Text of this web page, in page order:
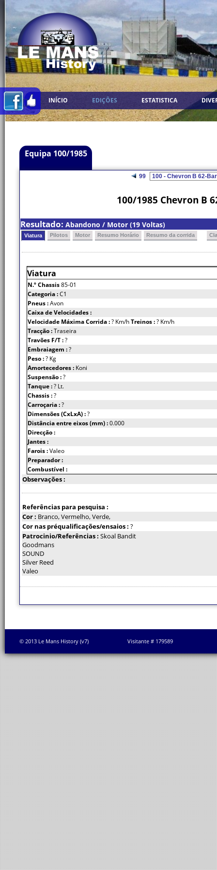
INÍCIO EDIÇÕES ESTATISTICA
Equipa 100/1985
99
100/1985 Chevron B
Resultado: Abandono / Motor (19 Voltas)
Viatura Pilotos Motor Resumo Horário Resumo da corrida
Viatura
N.º Chassis85-01
Categoria :C1
Pneus :Avon
Caixa de Velocidades :
Velocidade Máxima Corrida :? Km/hTreinos :? Km/h
Tracção :Traseira
Travões F/T :?
Embraiagem :?
Peso :? Kg
Amortecedores : Koni
Suspensão :?
Tanque :? Lt.
Chassis :?
Carroçaria :?
Dimensões (CxLxA) :?
Distância entre eixos (mm) :0.000
Direcção :
Jantes :
Farois :Valeo
Preparador :
Combustível :
Observações :
Referências para pesquisa :
Cor : Branco, Vermelho, Verde,
Cor nas préqualificações/ensaios : ?
Patrocinio/Referências : Skoal Bandit
Goodmans
SOUND
Silver Reed
Valeo
© 2013 Le Mans History (v7) Visitante # 179589